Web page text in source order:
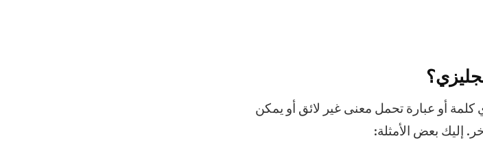
كلمة أو عبارة تحمل معنى غير لائق أو يمكن
إليك بعض الأمثلة: